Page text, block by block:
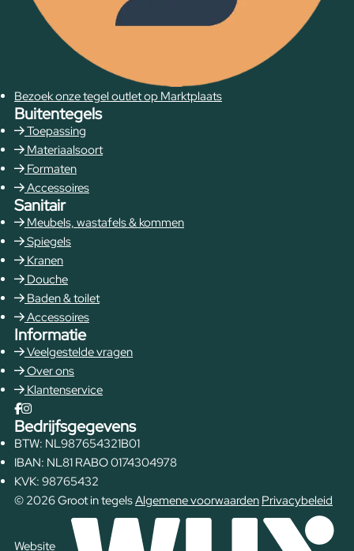
Bezoek onze tegel outlet op Marktplaats
Buitentegels
Toepassing
Materiaalsoort
Formaten
Accessoires
Sanitair
Meubels, wastafels & kommen
Spiegels
Kranen
Douche
Baden & toilet
Accessoires
Informatie
Veelgestelde vragen
Over ons
Klantenservice
Bedrijfsgegevens
BTW: NL987654321B01
IBAN: NL81 RABO 0174304978
KVK: 98765432
© 2026 Groot in tegelsAlgemene voorwaarden Privacybeleid
Website